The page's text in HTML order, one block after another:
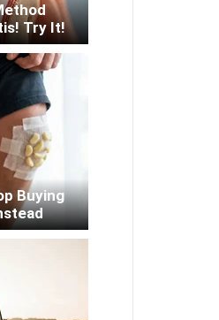
Try It!
Buying